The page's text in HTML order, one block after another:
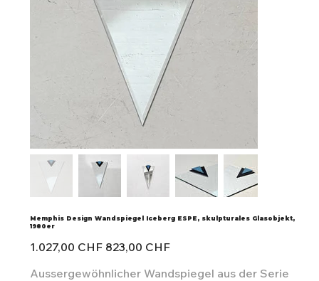
Memphis Design Wandspiegel Iceberg ESPE, skulpturales Glasobjekt,
1980er
Ursprünglicher
Preis
1.027,00 CHF Angebotspreis
823,00 CHF
Aussergewöhnlicher Wandspiegel aus der Serie